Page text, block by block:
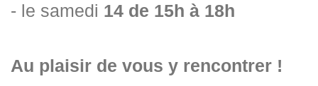
- le samedi 14 de 15h à 18h
Au plaisir de vous y rencontrer !